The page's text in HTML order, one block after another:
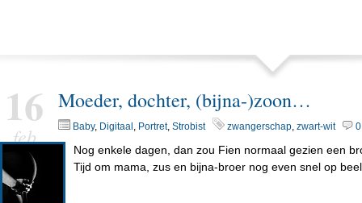
Moeder, dochter, (bijna-)zoon…
Baby, Digitaal , Portret, Strobist zwangerschap, zwart-wit
16
feb
Nog enkele dagen, dan zou Fien normaal gezien een
Tijd om mama, zus en bijna-broer nog even snel op